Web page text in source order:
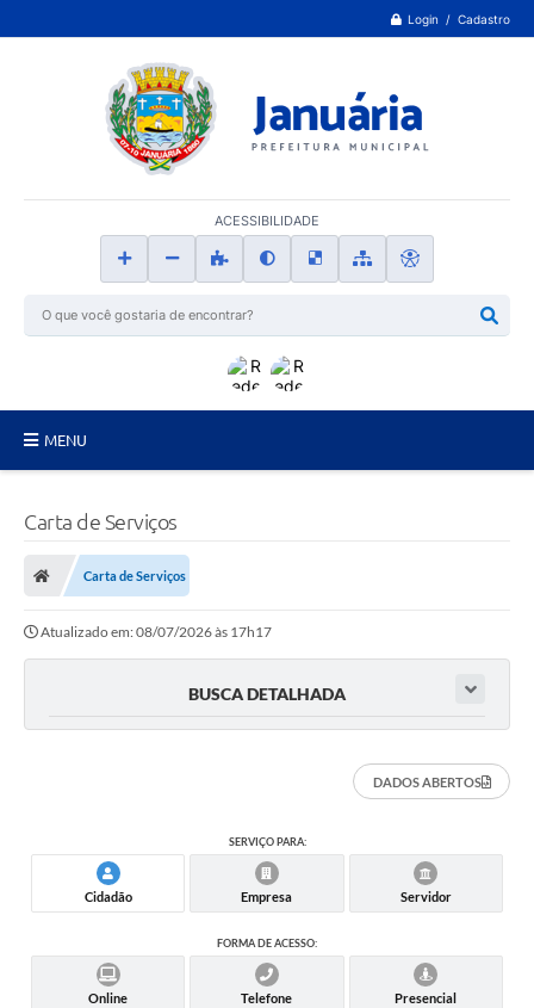
Login / Cadastro
ACESSIBILIDADE
MENU
Secretarias
Editais
Transparência Pública
Legislação
Carta de Serviços
Carta de Serviços
Atualizado em: 08/07/2026 às 17h17
BUSCA DETALHADA
DADOS ABERTOS
SERVIÇO PARA:
Cidadão Empresa Servidor
FORMA DE ACESSO:
Online Telefone Presencial